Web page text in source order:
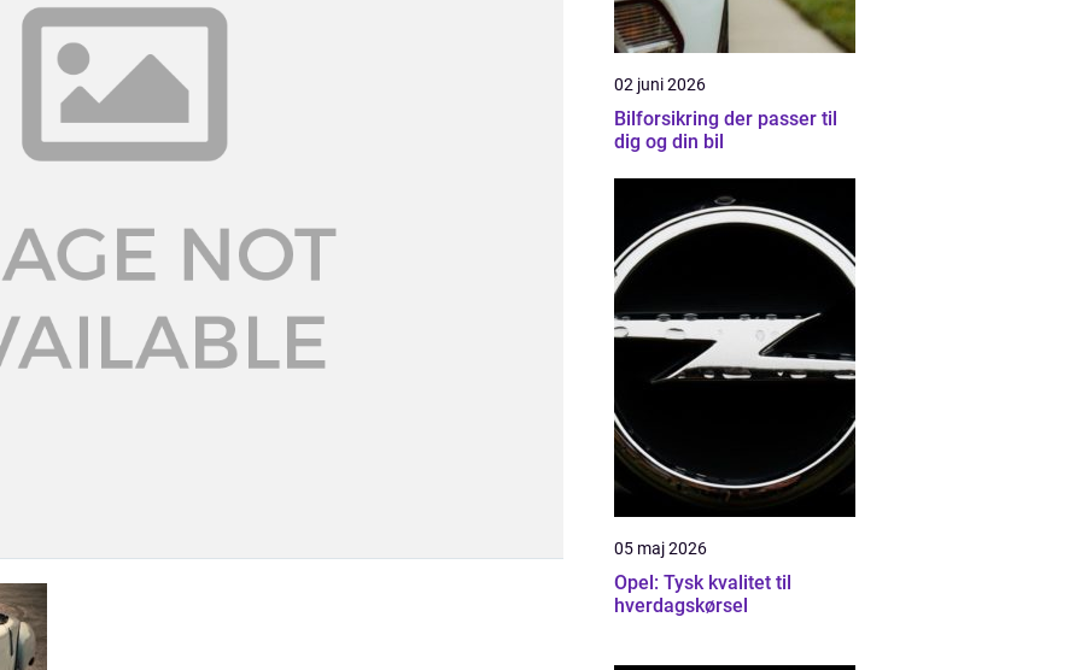
02 juni 2026
Bilforsikring der passer til
dig og din bil
05 maj 2026
Opel: Tysk kvalitet til
hverdagskørsel